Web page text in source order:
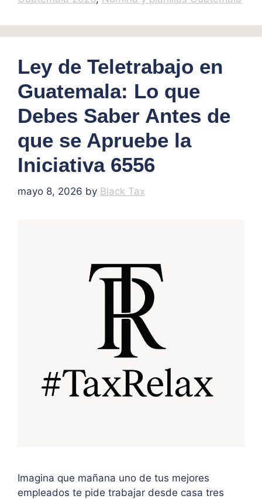
Ley de Teletrabajo en
Guatemala: Lo que
Debes Saber Antes de
que se Apruebe la
Iniciativa 6556
mayo 8, 2026 by Black Tax
Imagina que mañana uno de tus mejores
empleados te pide trabajar desde casa tres